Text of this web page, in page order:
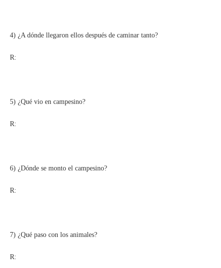
4) ¿A dónde llegaron ellos después de caminar tanto?
R:
5) ¿Qué vio en campesino?
R:
6) ¿Dónde se monto el campesino?
R:
7) ¿Qué paso con los animales?
R: